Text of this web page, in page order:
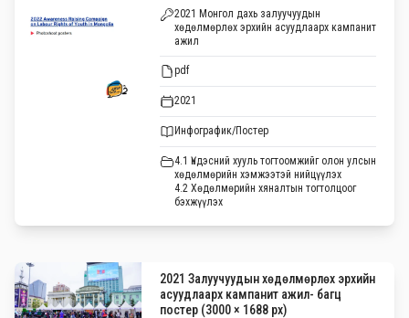
2021 Монгол дахь залуучуудын
хөдөлмөрлөх эрхийн асуудлаарх кампанит
ажил
pdf
2021
Инфографик/Постер
4.1 Үндэсний хууль тогтоомжийг олон улсын
хөдөлмөрийн хэмжээтэй нийцүүлэх
4.2 Хөдөлмөрийн хяналтын тогтолцоог
бэхжүүлэх
2021 Залуучуудын хөдөлмөрлөх эрхийн
асуудлаарх кампанит ажил- багц
постер (3000 × 1688 px)